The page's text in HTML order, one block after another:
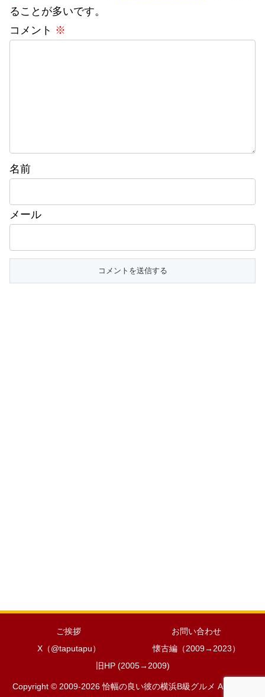
ることが多いです。
コメント ※
名前
メール
ご挨拶
お問い合わせ
X（@taputapu）
懐古編（2009→2023）
旧HP (2005→2009)
Copyright © 2009-2026 恰幅の良い彼の横浜B級グルメ All Rights